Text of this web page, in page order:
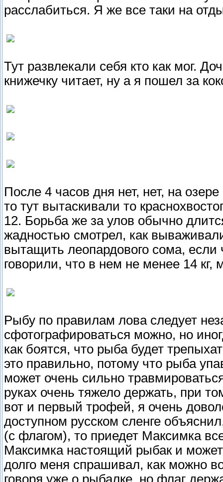
расслабиться. Я же все таки на
Тут развлекали себя кто как мог.
книжечку читает, ну а я пошел за
После 4 часов дня нет, нет, на
то тут вытаскивали то
12. Борьба же за улов обычно
жадностью смотрел, как
вытащить леопардового сома,
говорили, что в нем не менее 14
Рыбу по правилам лова следует
сфотографироваться можно, но
как боятся, что рыба будет
это правильно, потому что рыба
может очень сильно
руках очень тяжело держать, при
вот и первый трофей, я очень
доступном русском сленге
(с флагом), то приедет Максимка
Максимка настоящий рыбак и
долго меня спрашивал, как можно
говоря уже о рыбалке, но флаг